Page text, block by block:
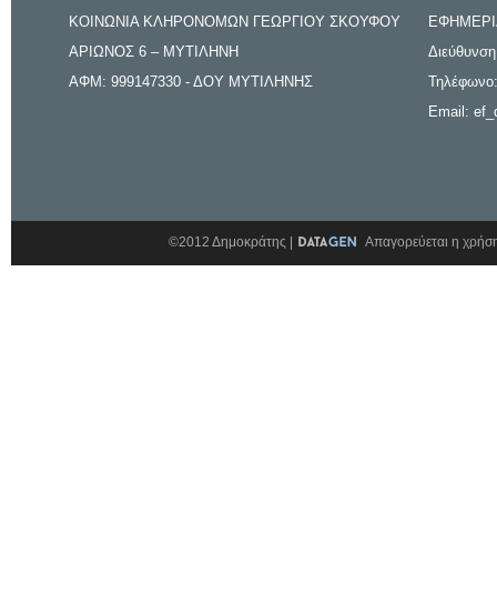
ΚΟΙΝΩΝΙΑ ΚΛΗΡΟΝΟΜΩΝ ΓΕΩΡΓΙΟΥ ΣΚΟΥΦΟΥ
ΑΡΙΩΝΟΣ 6 – ΜΥΤΙΛΗΝΗ
ΑΦΜ: 999147330 - ΔΟΥ ΜΥΤΙΛΗΝΗΣ
Email:
©2012 Δημοκράτης | Απαγορεύεται η